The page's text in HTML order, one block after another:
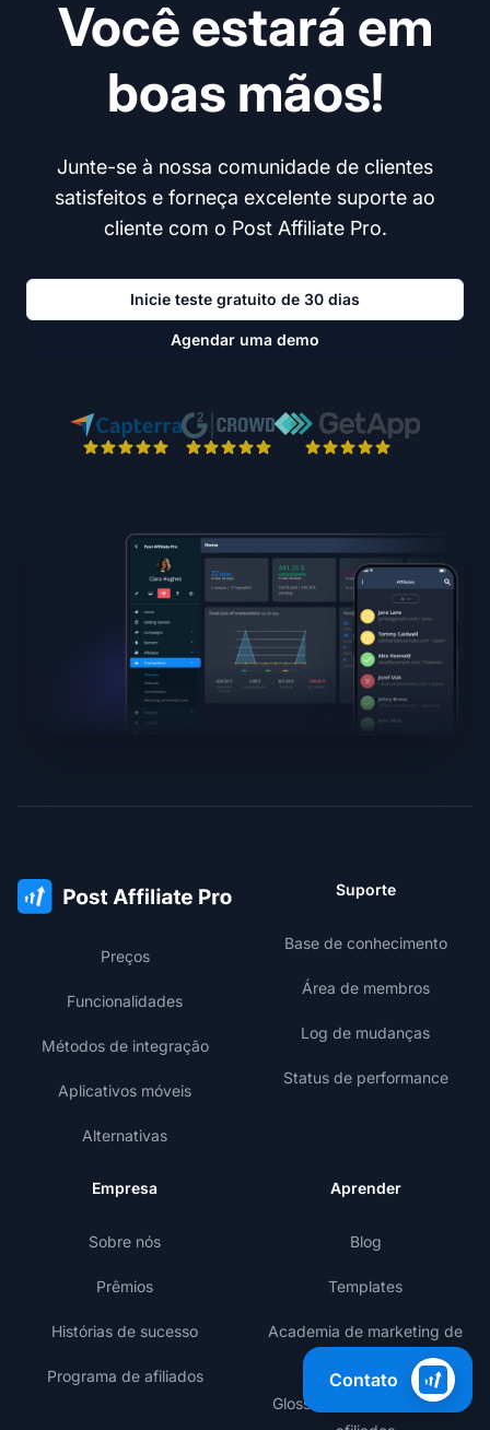
Você estará em
boas mãos!
Junte-se à nossa comunidade de clientes
satisfeitos e forneça excelente suporte ao
cliente com o Post Affiliate Pro.
Inicie teste gratuito de 30 dias
Agendar uma demo
Preços
Funcionalidades
Métodos de integração
Aplicativos móveis
Alternativas
Suporte
Base de conhecimento
Área de membros
Log de mudanças
Status de performance
Empresa
Sobre nós
Prêmios
Histórias de sucesso
Programa de afiliados
Aprender
Blog
Templates
Academia de marketing de
Glossário de marketing de
Contato